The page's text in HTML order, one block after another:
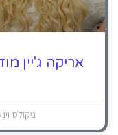
אריקה ג'יין
ניקולס